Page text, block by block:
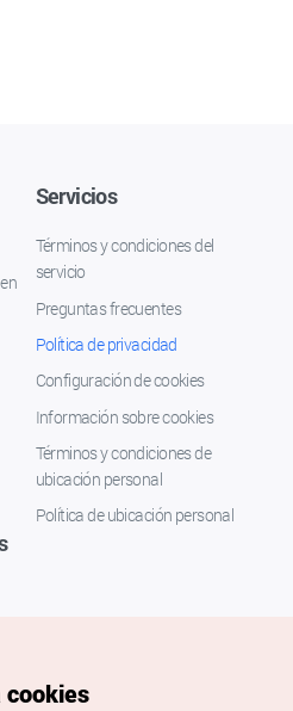
Servicios
Términos y condiciones del
servicio
Preguntas frecuentes
Política de privacidad
Configuración de cookies
Información sobre cookies
Términos y condiciones de
ubicación personal
Política de ubicación personal
cookies